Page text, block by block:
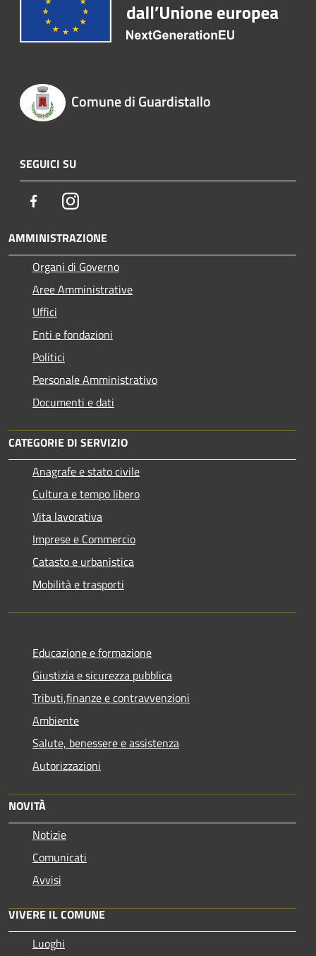
Comune di Guardistallo
SEGUICI SU
FacebookInstagram
AMMINISTRAZIONE
Organi di Governo
Aree Amministrative
Uffici
Enti e fondazioni
Politici
Personale Amministrativo
Documenti e dati
CATEGORIE DI SERVIZIO
Anagrafe e stato civile
Cultura e tempo libero
Vita lavorativa
Imprese e Commercio
Catasto e urbanistica
Mobilità e trasporti
Educazione e formazione
Giustizia e sicurezza pubblica
Tributi,finanze e contravvenzioni
Ambiente
Salute, benessere e assistenza
Autorizzazioni
NOVITÀ
Notizie
Comunicati
Avvisi
VIVERE IL COMUNE
Luoghi